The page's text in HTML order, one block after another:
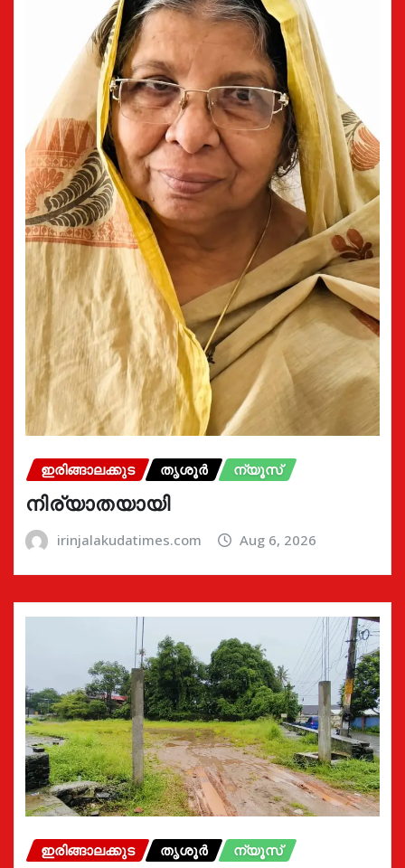
ഇരിങ്ങാലക്കുട തൃശൂർ ന്യൂസ്
നിര്യാതയായി
irinjalakudatimes.com Aug 6, 2026
ഇരിങ്ങാലക്കുട തൃശൂർ ന്യൂസ്